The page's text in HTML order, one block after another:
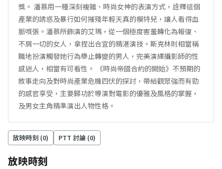
獎。 潘慕用一種深刻複雜、時尚女神的表演方式，詮釋這個
產業的誘惑及暴行如何摧殘年輕天真的模特兒，讓人看得血
脈噴張。潘慕所飾演的艾瑪，從一個極度害羞轉化為報復、
不屑一切的女人，拿捏出合宜的精湛演技。斯克林則相當稱
職地扮演觸發她行為舉止轉變的男人，完美演繹攝影師的性
感迷人，相當有可看性。 《時尚帝國合約的開始》不預期的
敘事走向及對時尚產業危機四伏的探討，帶給觀眾強而有勁
的感官享受，主要歸功於導演對電影的優雅及風格的掌握，
及男女主角精準演出人物性格。
放映時刻 (0) PTT 討論 (0)
放映時刻